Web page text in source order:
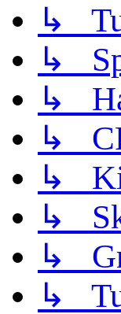
↳
↳
↳
↳
↳
↳
↳
↳